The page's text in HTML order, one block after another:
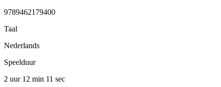
9789462179400
Taal
Nederlands
Speelduur
2 uur 12 min 11 sec